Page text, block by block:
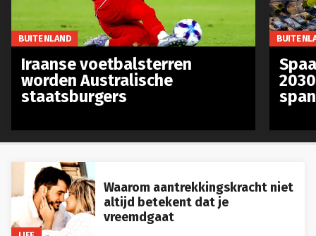
LIFE
Waarom aantrekkingskracht niet
altijd betekent dat je
vreemdgaat
BUITENLAND
Iraanse voetbalsterren
worden Australische
staatsburgers